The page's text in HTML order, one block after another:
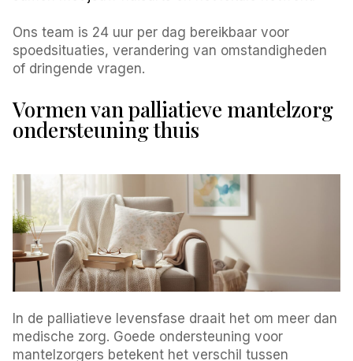
Ons team is 24 uur per dag bereikbaar voor
spoedsituaties, verandering van omstandigheden
of dringende vragen.
Vormen van palliatieve mantelzorg
ondersteuning thuis
In de palliatieve levensfase draait het om meer dan
medische zorg. Goede ondersteuning voor
mantelzorgers betekent het verschil tussen